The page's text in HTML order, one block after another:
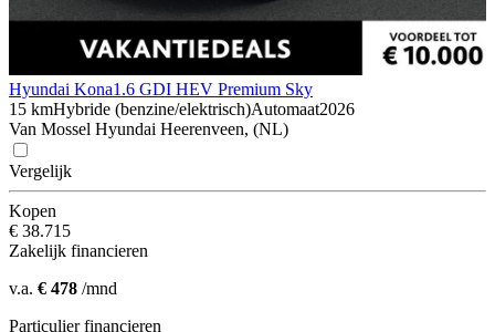
Hyundai Kona1.6 GDI HEV Premium Sky
15 kmHybride (benzine/elektrisch)Automaat2026
Van Mossel Hyundai Heerenveen, (NL)
Vergelijk
Kopen
€ 38.715
Zakelijk financieren
v.a. € 478 /mnd
Particulier financieren